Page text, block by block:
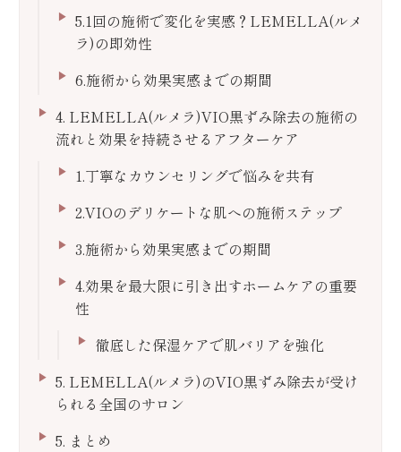
5.1回の施術で変化を実感？LEMELLA(ルメ
ラ)の即効性
6.施術から効果実感までの期間
4. LEMELLA(ルメラ)VIO黒ずみ除去の施術の
流れと効果を持続させるアフターケア
1.丁寧なカウンセリングで悩みを共有
2.VIOのデリケートな肌への施術ステップ
3.施術から効果実感までの期間
4.効果を最大限に引き出すホームケアの重要
性
徹底した保湿ケアで肌バリアを強化
5. LEMELLA(ルメラ)のVIO黒ずみ除去が受け
られる全国のサロン
5. まとめ